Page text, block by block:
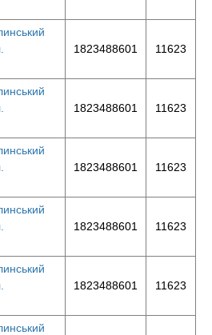
1823488601 11623
1823488601 11623
1823488601 11623
1823488601 11623
1823488601 11623